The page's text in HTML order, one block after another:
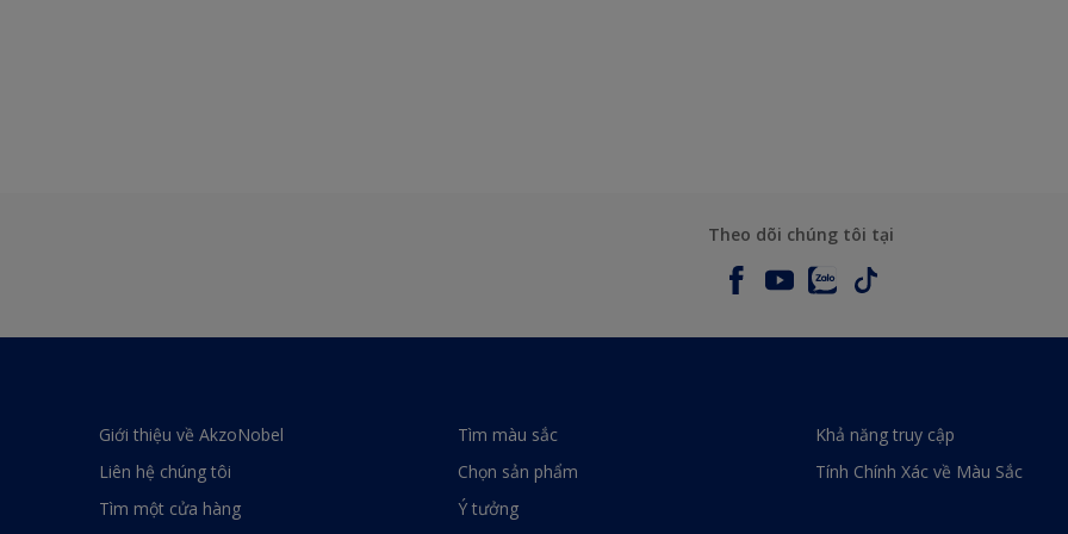
Theo dõi chúng tôi tại
Giới thiệu về AkzoNobel
Liên hệ chúng tôi
Tìm một cửa hàng
Tìm màu sắc
Chọn sản phẩm
Ý tưởng
Khả năng truy cập
Tính Chính Xác về Màu Sắc